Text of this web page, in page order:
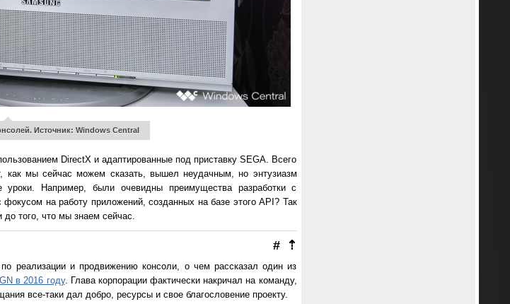
Источник: Windows Central
DirectX и адаптированные под приставку SEGA. Всего
как мы сейчас можем сказать, вышел неудачным, но энтузиазм
Например, были очевидны преимущества разработки с
на работу приложений, созданных на базе этого API? Так
до того, что мы знаем сейчас.
⇡
#
реализации и продвижению консоли, о чем рассказал один из
в 2016 году. Глава корпорации фактически накричал на команду,
все-таки дал добро, ресурсы и свое благословение проекту.